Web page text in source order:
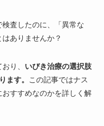
査したのに、「異常な
ありませんか？
り、 いびき治療の選択肢
ます。
この記事ではナス
すすめなのかを詳しく解